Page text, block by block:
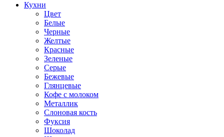
Кухни
Цвет
Белые
Черные
Желтые
Красные
Зеленые
Серые
Бежевые
Глянцевые
Кофе с молоком
Металлик
Слоновая кость
Фуксия
Шоколад